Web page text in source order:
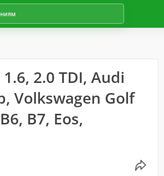
2.0 TDI, Audi
Volkswagen Golf
B7, Eos,